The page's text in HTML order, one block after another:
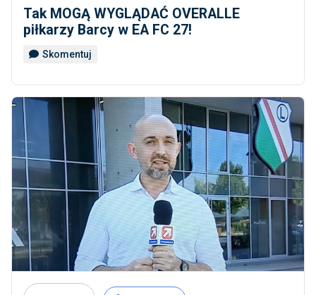
Tak MOGĄ WYGLĄDAĆ OVERALLE
piłkarzy Barcy w EA FC 27!
Skomentuj